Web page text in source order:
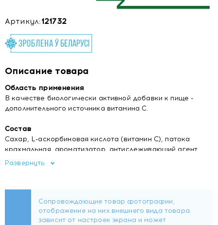
Артикул:121732
Описание товара
Область применения
В качестве биологически активной добавки к пище -
дополнительного источника витамина С.
Состав
Сахар, L-аскорбиновая кислота (витамин С), патока
крахмальная, ароматизатор, антислеживающий агент
(тальк), краситель (хинолиновый желтый Е104), воск
Содержит краситель, который может оказывать
отрицательное влияние на активность и внимание
Развернуть